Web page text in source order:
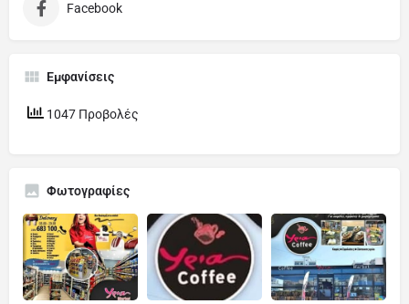
Facebook
Εμφανίσεις
1047 Προβολές
Φωτογραφίες